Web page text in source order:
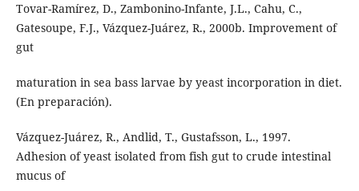
Tovar-Ramírez, D., Zambonino-Infante, J.L., Cahu, C.,
Gatesoupe, F.J., Vázquez-Juárez, R., 2000b. Improvement of
gut
maturation in sea bass larvae by yeast incorporation in diet.
(En preparación).
Vázquez-Juárez, R., Andlid, T., Gustafsson, L., 1997.
Adhesion of yeast isolated from fish gut to crude intestinal
mucus of